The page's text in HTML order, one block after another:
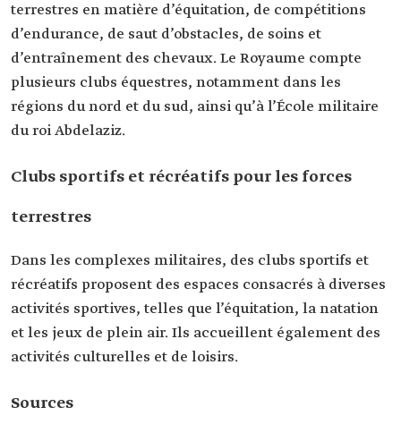
terrestres en matière d’équitation, de compétitions
d’endurance, de saut d’obstacles, de soins et
d’entraînement des chevaux. Le Royaume compte
plusieurs clubs équestres, notamment dans les
régions du nord et du sud, ainsi qu’à l’École militaire
du roi Abdelaziz.
Clubs sportifs et récréatifs pour les forces
terrestres
Dans les complexes militaires, des clubs sportifs et
récréatifs proposent des espaces consacrés à diverses
activités sportives, telles que l’équitation, la natation
et les jeux de plein air. Ils accueillent également des
activités culturelles et de loisirs.
Sources